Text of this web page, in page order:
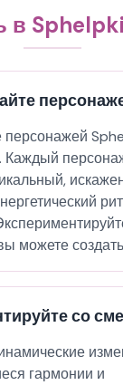
в
персонажей
Каждый
можете
со
гармонии и